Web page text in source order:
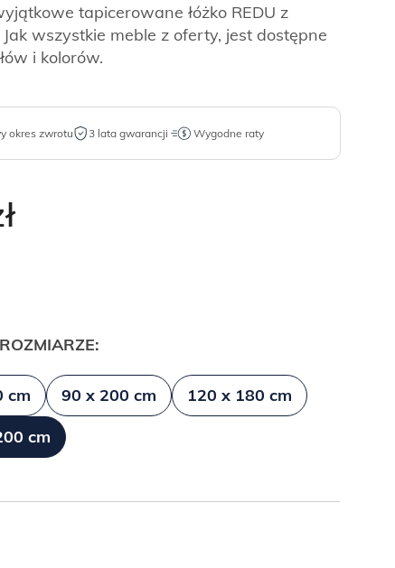
tapicerowane łóżko REDU z
wszystkie meble z oferty, jest dostępne
i kolorów.
okres zwrotu 3 lata gwarancji Wygodne raty
cm 90 x 200 cm
120 x 180 cm
cm